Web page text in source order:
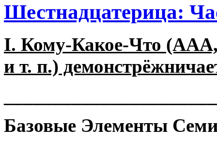
Шестнадцатерица:
I. Кому-Какое-Что
и т. п.)
Базовые Элементы